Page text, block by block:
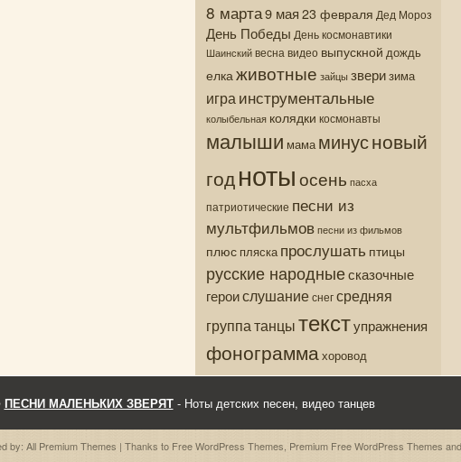
8 марта9 мая 23 февраля Дед Мороз
День Победы День космонавтики
Шаинскийвесна видео выпускной дождь
елкаживотные зайцы зверизима
играинструментальные
колыбельная колядки космонавты
малыши мама минусновый
годнотыосень пасха
патриотические песни из
мультфильмов песни из фильмов
плюс пляска прослушать птицы
русские народныесказочные
героислушаниеснегсредняя
группатанцытекступражнения
фонограммахоровод
ПЕСНИ МАЛЕНЬКИХ ЗВЕРЯТ- Ноты детских песен, видео танцев
by: All Premium Themes | Thanks to Free WordPress Themes Premium Free WordPress Themes and